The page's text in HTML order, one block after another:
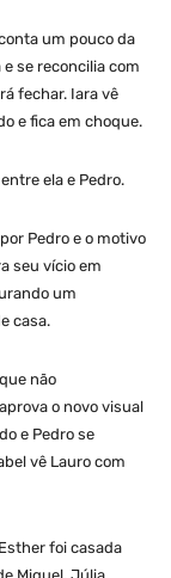
um pouco da
se reconcilia com
fechar. Iara vê
e fica em choque.
ela e Pedro.
Pedro e o motivo
seu vício em
um
casa.
não
o novo visual
e Pedro se
vê Lauro com
foi casada